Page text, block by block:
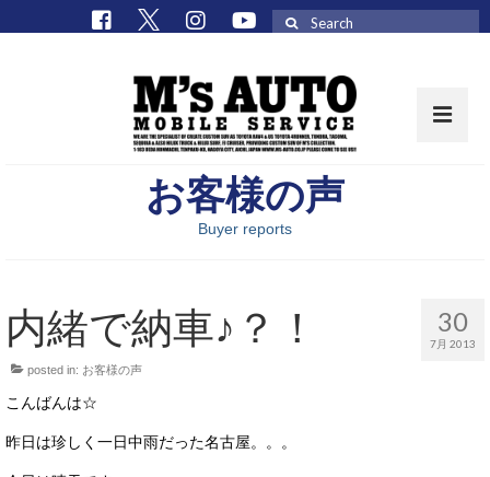
取扱車種一覧
M’sCollectionパーツ一覧
エムズオート
お客様の声
Buyer reports
30
7月 2013
内緒で納車♪？！
posted in: お客様の声
こんばんは☆
昨日は珍しく一日中雨だった名古屋。。。